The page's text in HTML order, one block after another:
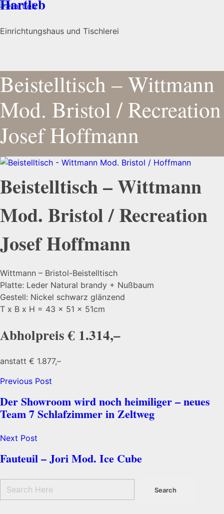
Hartleb
Einrichtungshaus und Tischlerei
Beistelltisch – Wittmann
Mod. Bristol / Recreation
Josef Hoffmann
Beistelltisch – Wittmann
Mod. Bristol / Recreation
Josef Hoffmann
Wittmann – Bristol-Beistelltisch
Platte: Leder Natural brandy + Nußbaum
Gestell: Nickel schwarz glänzend
T x B x H = 43 x 51 x 51cm
Abholpreis € 1.314,–
anstatt € 1.877,–
Previous Post
Der Showroom wird noch heimiliger – neues
Team 7 Schlafzimmer in Zeltweg
Next Post
Fauteuil – Jori Mod. Ice Cube